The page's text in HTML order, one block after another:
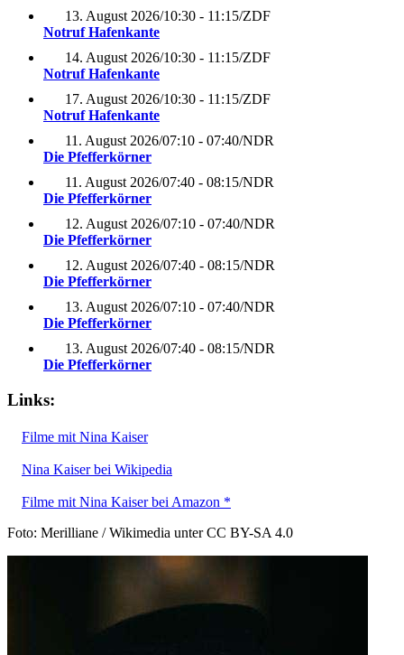
13. August 2026/10:30 - 11:15/ZDF
Notruf Hafenkante
14. August 2026/10:30 - 11:15/ZDF
Notruf Hafenkante
17. August 2026/10:30 - 11:15/ZDF
Notruf Hafenkante
11. August 2026/07:10 - 07:40/NDR
Die Pfefferkörner
11. August 2026/07:40 - 08:15/NDR
Die Pfefferkörner
12. August 2026/07:10 - 07:40/NDR
Die Pfefferkörner
12. August 2026/07:40 - 08:15/NDR
Die Pfefferkörner
13. August 2026/07:10 - 07:40/NDR
Die Pfefferkörner
13. August 2026/07:40 - 08:15/NDR
Die Pfefferkörner
Links:
Filme mit Nina Kaiser
Nina Kaiser bei Wikipedia
Filme mit Nina Kaiser bei Amazon *
Foto: Merilliane / Wikimedia unter CC BY-SA 4.0